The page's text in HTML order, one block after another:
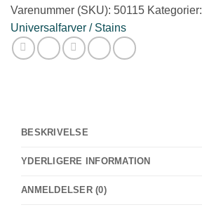
Varenummer (SKU): 50115 Kategorier:
Universalfarver / Stains
BESKRIVELSE
YDERLIGERE INFORMATION
ANMELDELSER (0)